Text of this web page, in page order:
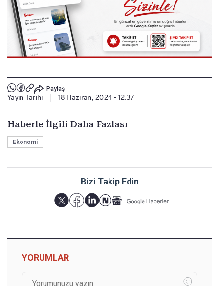
Paylaş
Yayın Tarihi 18 Haziran, 2024 - 12:37
Haberle İlgili Daha Fazlası
Ekonomi
Bizi Takip Edin
YORUMLAR